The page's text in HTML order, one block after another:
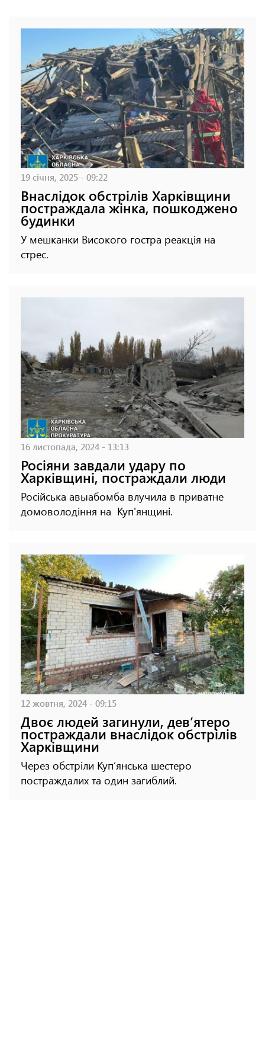
19 січня, 2025 - 09:22
Внаслідок обстрілів Харківщини
постраждала жінка, пошкоджено
будинки
У мешканки Високого гостра реакція на
стрес.
16 листопада, 2024 - 13:13
Росіяни завдали удару по
Харківщині, постраждали люди
Російська авыабомба влучила в приватне
домоволодіння на Куп'янщині.
12 жовтня, 2024 - 09:15
Двоє людей загинули, дев’ятеро
постраждали внаслідок обстрілів
Харківщини
Через обстріли Куп’янська шестеро
постраждалих та один загиблий.